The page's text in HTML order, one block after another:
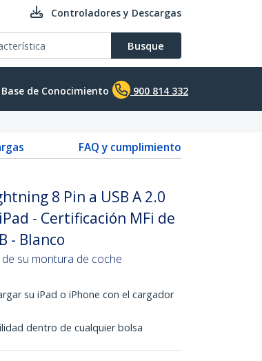
Controladores y Descargas
Busque
Base de Conocimiento 900 814 332
FAQ y cumplimiento
8 Pin a USB A 2.0
- Certificación MFi de
- Blanco
su montura de coche
su iPad o iPhone con el cargador
dentro de cualquier bolsa